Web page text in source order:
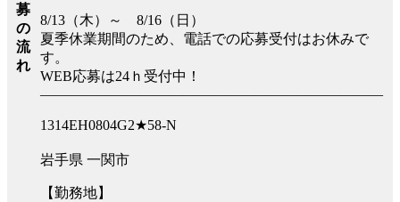
募
の
流
れ
8/13（木）～ 8/16（日）
夏季休業期間のため、電話での応募受付はお休みで
す。
WEB応募は24ｈ受付中！
――――――――――――――――――――――――
1314EH0804G2★58-N
岩手県 一関市
【勤務地】